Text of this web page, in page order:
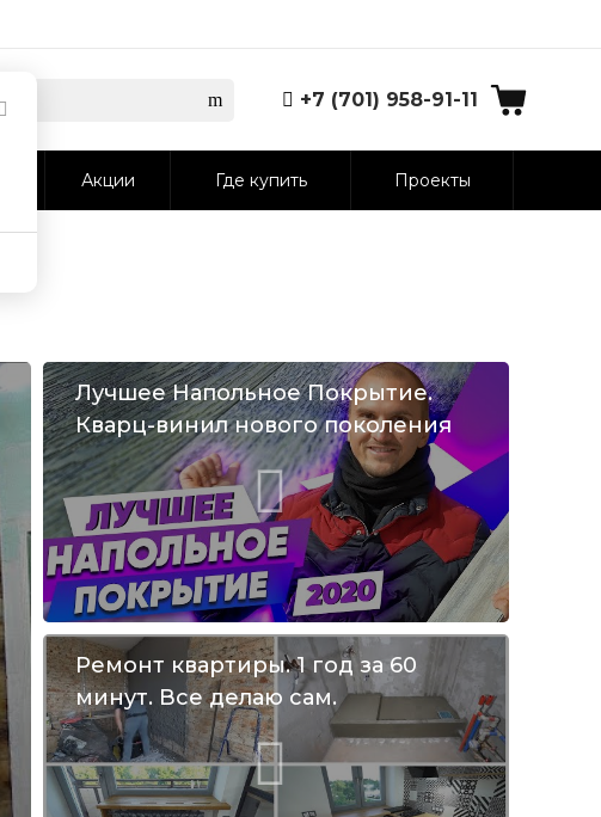
+7 (701) 958-91-11
Акции Где купить Проекты
Лучшее Напольное Покрытие.
Кварц-винил нового поколения
VS ламинат и паркетная доска.
Ремонт квартиры. 1 год за 60
минут. Все делаю сам.